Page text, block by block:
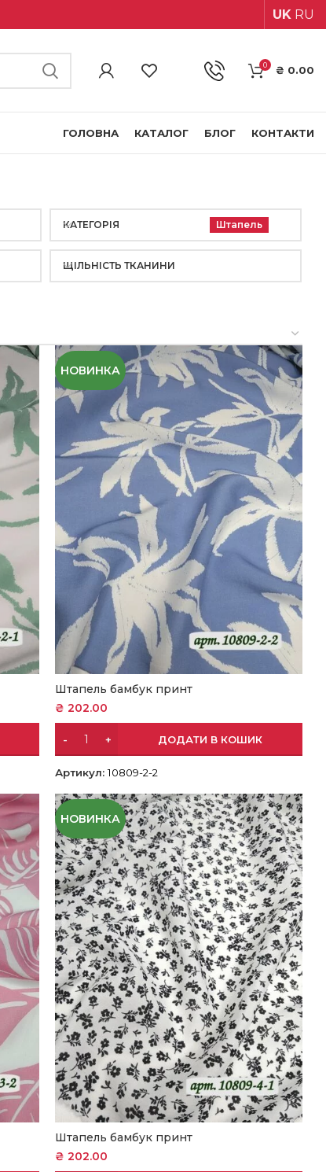
UK RU
0 ₴ 0.00
ГОЛОВНА КАТАЛОГ БЛОГ КОНТАКТИ
КАТЕГОРІЯ Штапель
ЩІЛЬНІСТЬ ТКАНИНИ
НОВИНКА
Штапель бамбук принт
₴ 202.00
ДОДАТИ В КОШИК
Артикул:10809-2-2
НОВИНКА
Штапель бамбук принт
₴ 202.00